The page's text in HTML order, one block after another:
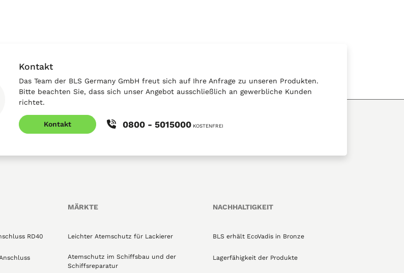
Kontakt
Das Team der BLS Germany GmbH freut sich auf Ihre Anfrage zu unseren Produkten.
Bitte beachten Sie, dass sich unser Angebot ausschließlich an gewerbliche Kunden
richtet.
Kontakt 0800 - 5015000 KOSTENFREI
RD40
MÄRKTE
Leichter Atemschutz für Lackierer
Atemschutz im Schiffsbau und der
Schiffsreparatur
NACHHALTIGKEIT
BLS erhält EcoVadis in Bronze
Lagerfähigkeit der Produkte